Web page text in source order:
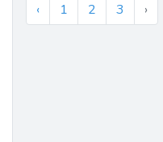
‹ 1 2 3 ›